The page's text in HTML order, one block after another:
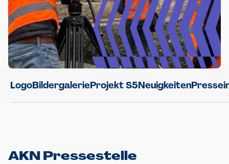
LogoBildergalerieProjekt S5Neuigkeiten
AKN Pressestelle